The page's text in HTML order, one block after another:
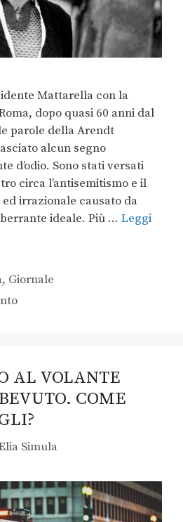
Mattarella con la
dopo quasi 60 anni dal
parole della Arendt
alcun segno
d’odio. Sono stati versati
circa l’antisemitismo e il
irrazionale causato da
ideale. Più … Leggi
, Giornale
AL VOLANTE
COME
Simula